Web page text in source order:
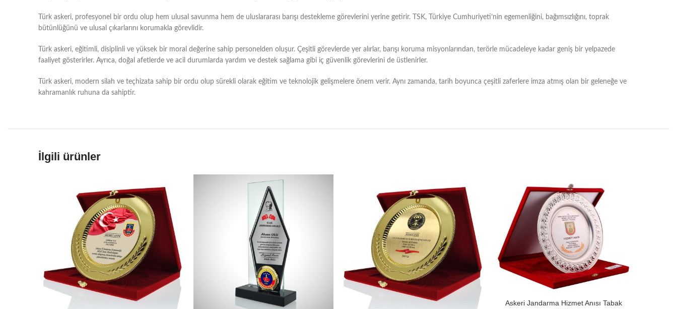
Türk askeri, profesyonel bir ordu olup hem ulusal savunma hem de uluslararası barışı destekleme görevlerini yerine getirir. TSK, Türkiye Cumhuriyeti’nin egemenliğini, bağımsızlığını, toprak
bütünlüğünü ve ulusal çıkarlarını korumakla görevlidir.
Türk askeri, eğitimli, disiplinli ve yüksek bir moral değerine sahip personelden oluşur. Çeşitli görevlerde yer alırlar, barışı koruma misyonlarından, terörle mücadeleye kadar geniş bir yelpazede
faaliyet gösterirler. Ayrıca, doğal afetlerde ve acil durumlarda yardım ve destek sağlama gibi iç güvenlik görevlerini de üstlenirler.
Türk askeri, modern silah ve teçhizata sahip bir ordu olup sürekli olarak eğitim ve teknolojik gelişmelere önem verir. Aynı zamanda, tarih boyunca çeşitli zaferlere imza atmış olan bir geleneğe ve
kahramanlık ruhuna da sahiptir.
İlgili ürünler
Askeri Jandarma Hizmet Anısı Tabak